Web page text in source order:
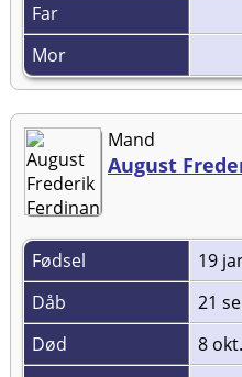
Far
Mor
Mand
August
Fødsel 19
Dåb
21
Død
8